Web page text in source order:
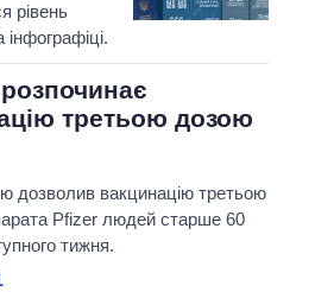
рівень
інфографіці.
розпочинає
третьою дозою
дозволив вакцинацію третьою
Pfizer людей старше 60
тижня.